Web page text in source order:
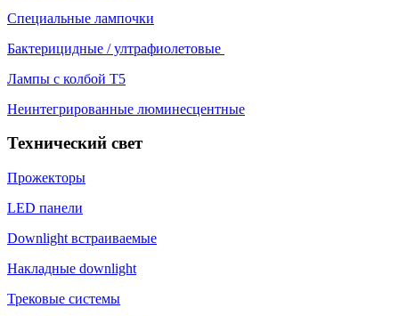
Специальные лампочки
Бактерицидные / ултрафиолетовые
Лампы с колбой Т5
Неинтегрированные люминесцентные
Технический свет
Прожекторы
LED панели
Downlight встраиваемые
Накладные downlight
Трековые системы